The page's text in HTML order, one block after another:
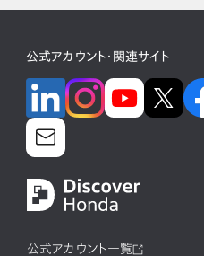
公式アカウント・関連サイト
公式アカウント一覧